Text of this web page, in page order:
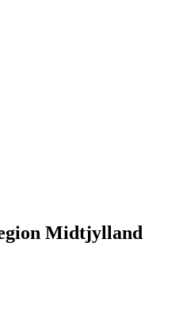
Midtjylland